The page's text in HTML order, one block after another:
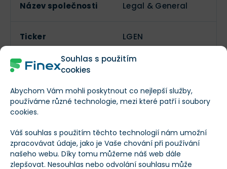
Souhlas s použitím
cookies
Abychom Vám mohli poskytnout co nejlepší služby,
používáme různé technologie, mezi které patří i soubory
cookies.
Váš souhlas s použitím těchto technologií nám umožní
zpracovávat údaje, jako je Vaše chování při používání
našeho webu. Díky tomu můžeme náš web dále
zlepšovat. Nesouhlas nebo odvolání souhlasu může
Název společnosti Legal & General
Ticker LGEN
Základní informace o společnosti
Webové stránky
https://www.legala
ndgeneralgroup.co
Adresa sídla
společnosti
--